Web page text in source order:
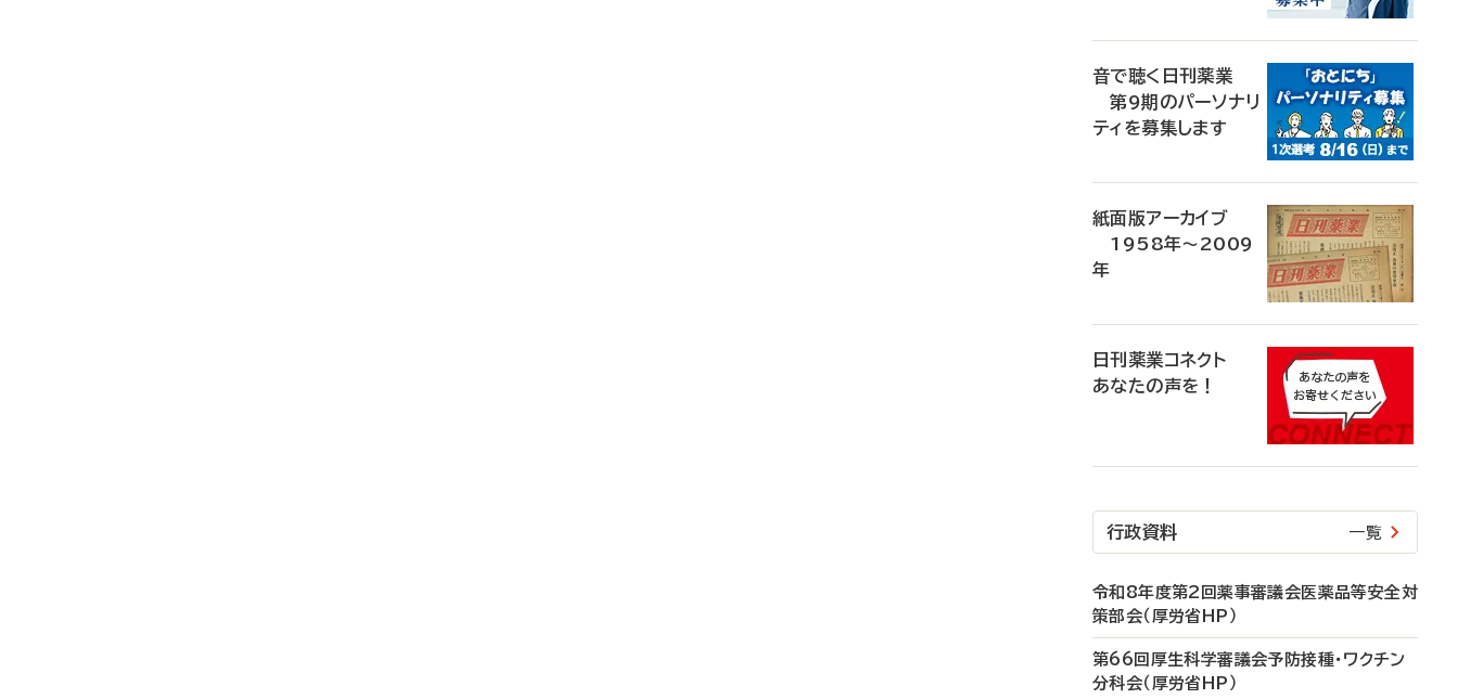
音で聴く日刊薬業
第9期のパーソナリ
ティを募集します
紙面版アーカイブ
1958年～2009
年
日刊薬業コネクト
あなたの声を！
行政資料 一覧
令和8年度第2回薬事審議会医薬品等安全対
策部会（厚労省HP）
第66回厚生科学審議会予防接種・ワクチン
分科会（厚労省HP）